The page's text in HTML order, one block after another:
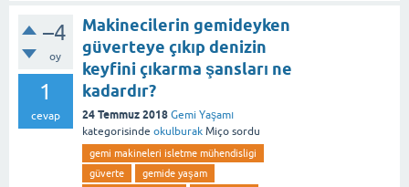
–4
oy
1
cevap
Makinecilerin gemideyken
güverteye çıkıp denizin
keyfini çıkarma şansları ne
kadardır?
24 Temmuz 2018 Gemi Yaşamı
kategorisinde okulburak Miço sordu
gemi makineleri isletme mühendisligi
güverte
gemide yaşam